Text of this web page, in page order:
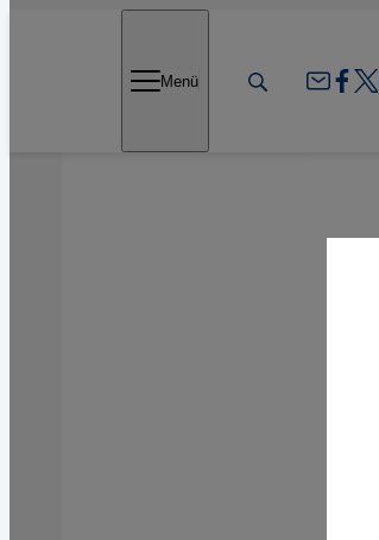
Menü